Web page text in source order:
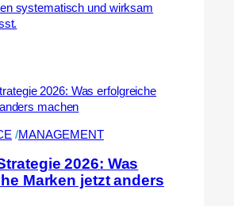
systematisch und wirksam
/MANAGEMENT
2026: Was
Marken jetzt anders